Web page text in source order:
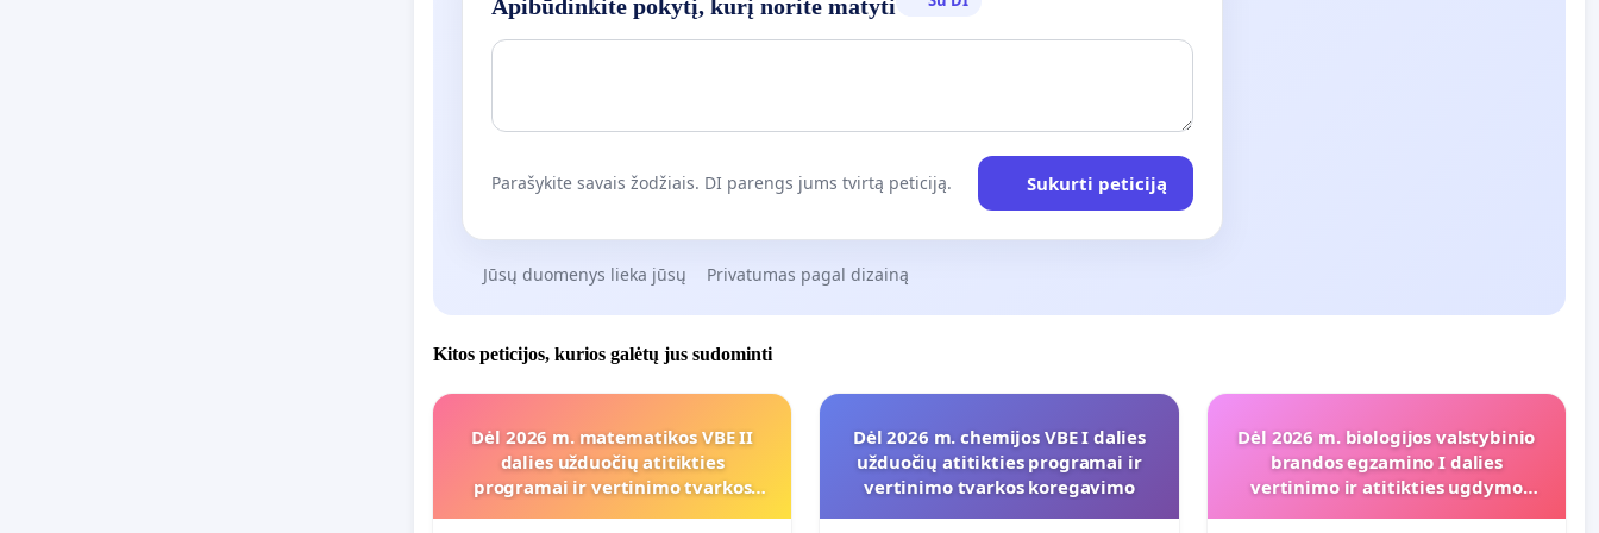
uždavinių žingsniai (pvz., 11.2 logaritminė nelygybė ar 13
mokinys buvo atkirstas nuo galimybės surinkti jam Aprašu
garantuojamus bazinius taškus.
Siekdami, kad atsakymai būtų teisiškai aiškūs ir nedviprasmiški,
1.1. Jei taip: Prašome pateikti oficialią šio egzamino
užduoties kognityvinių gebėjimų ir pasiekimų lygių
pasiekimų lygiui (Slenkstiniam, Patenkinamam,
Pagrindiniam, Aukštesniajam) ir kokiai kognityvinių
Apibūdinkite pokytį, kurį norite matyti
Parašykite savais žodžiais. DI parengs jums tvirtą peticiją. Sukurti peticiją
Jūsų duomenys lieka jūsų Privatumas pagal dizainą
Kitos peticijos, kurios galėtų jus sudominti
Dėl 2026 m. matematikos VBE II
dalies užduočių atitikties
programai ir vertinimo tvarkos
Dėl 2026 m. chemijos VBE I dalies
užduočių atitikties programai ir
vertinimo tvarkos koregavimo
Dėl 2026 m. biologijos valstybinio
brandos egzamino I dalies
vertinimo ir atitikties ugdymo